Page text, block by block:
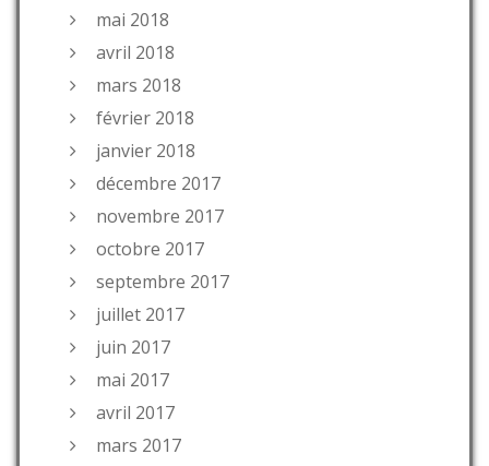
mai 2018
avril 2018
mars 2018
février 2018
janvier 2018
décembre 2017
novembre 2017
octobre 2017
septembre 2017
juillet 2017
juin 2017
mai 2017
avril 2017
mars 2017